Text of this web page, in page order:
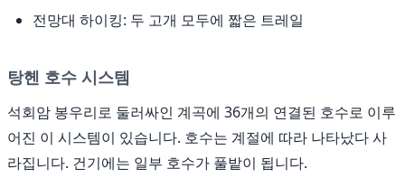
전망대 하이킹: 두 고개 모두에 짧은 트레일
탕헨 호수 시스템
석회암 봉우리로 둘러싸인 계곡에 36개의 연결된 호수로 이루
어진 이 시스템이 있습니다. 호수는 계절에 따라 나타났다 사
라집니다. 건기에는 일부 호수가 풀밭이 됩니다.